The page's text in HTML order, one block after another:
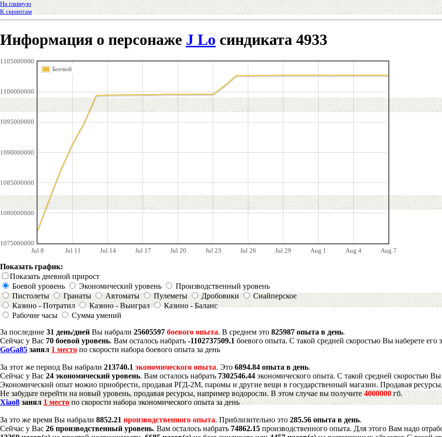
На главную
К скриптам
Информация о персонаже J Lo синдиката 4933
Jul 8 Jul 11 Jul 14 Jul 17 Jul 20 Jul 23 Jul 26 Jul 29 Aug 1 Aug 4 Aug 7
1075000000
1080000000
1085000000
1090000000
1095000000
1100000000
1105000000
Боевой
Показать график:
Показать дневной прирост
Боевой уровень
Экономический уровень
Производственный уровень
Пистолеты
Гранаты Автоматы Пулеметы Дробовики
Снайперское
Казино - Потратил
Казино - Выиграл
Казино - Баланс
Рабочие часы
Сумма умений
За последние 31 день/дней Вы набрали 25605597 боевого опыта. В среднем это 825987 опыта в день.
Сейчас у Вас 70 боевой уровень. Вам осталось набрать -1102737509.1 боевого опыта. С такой средней скоростью Вы наберете его
GoGa85 занял 1 место по скорости набора боевого опыта за день
За этот же период Вы набрали 213740.1 экономического опыта. Это 6894.84 опыта в день.
Сейчас у Вас 24 экономический уровень. Вам осталось набрать 7302546.44 экономического опыта. С такой средней скоростью Вы
Экономический опыт можно приобрести, продавая РГД-2М, паромы и другие вещи в государственный магазин. Продавая
Не забудьте перейти на новый уровень, продавая ресурсы, например водоросли. В этом случае вы получите 4000000 гб.
Xiao8 занял 1 место по скорости набора экономического опыта за день
За это же время Вы набрали 8852.21 производственного опыта. Приблизительно это 285.56 опыта в день.
Сейчас у Вас 26 производственный уровень. Вам осталось набрать 74862.15 производственного опыта. Для этого Вам надо